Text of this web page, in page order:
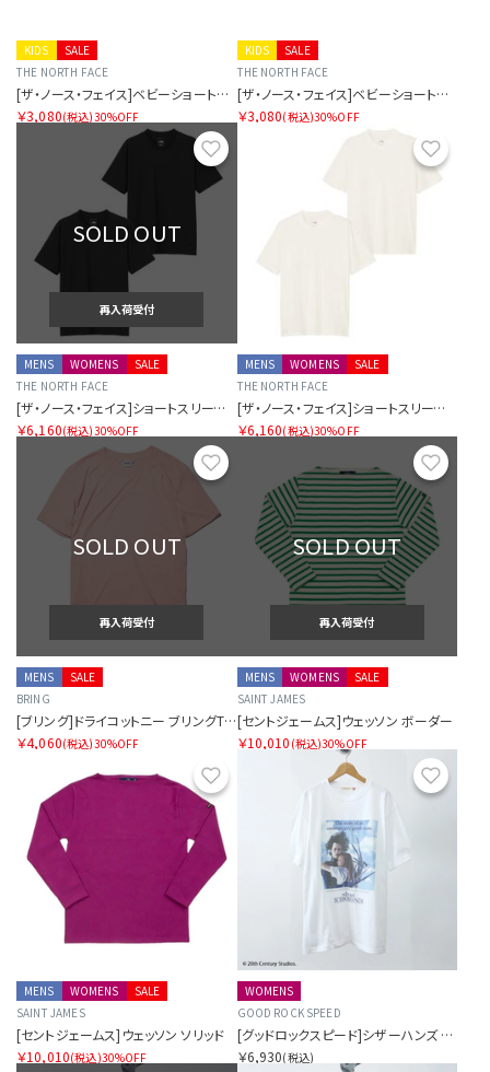
SALE
KIDS
THE NORTH FACE
[ザ・ノース・フェイス]ベビーショートスリーブラッチパイルティー
￥3,080(税込)30%OFF
SALE
KIDS
THE NORTH FACE
[ザ・ノース・フェイス]ベビーショートスリーブラッチパイルティー
￥3,080(税込)30%OFF
お気に入り
SOLD OUT
再入荷受付
SALE
MENS
WOMENS
THE NORTH FACE
[ザ・ノース・フェイス]ショートスリーブフラッシュドライパックティー（ユニセックス）
￥6,160(税込)30%OFF
SALE
MENS
WOMENS
THE NORTH FACE
[ザ・ノース・フェイス]ショートスリーブフラッシュドライパックティー（ユニセックス）
￥6,160(税込)30%OFF
お気に入り
SOLD OUT
再入荷受付
SALE
MENS
BRING
[ブリング]ドライコットニー ブリングTシャツ ベーシック
￥4,060(税込)30%OFF
SOLD OUT
再入荷受付
SALE
MENS
WOMENS
SAINT JAMES
[セントジェームス]ウェッソン ボーダー
￥10,010 (税込)30%OFF
お気に入り
SALE
MENS
WOMENS
SAINT JAMES
[セントジェームス]ウェッソン ソリッド
￥10,010(税込)30%OFF
WOMENS
GOOD ROCK SPEED
[グッドロックスピード]シザーハンズ ティー
￥6,930(税込)